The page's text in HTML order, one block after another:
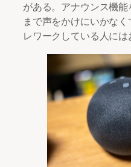
がある。アナウンス機
まで声をかけにいかな
レワークしている人には